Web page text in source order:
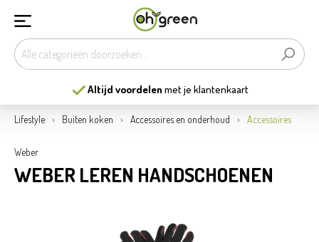
Altijd voordelen met je klantenkaart
Lifestyle Buiten koken Accessoires en onderhoud Accessoires
Weber
WEBER LEREN HANDSCHOENEN